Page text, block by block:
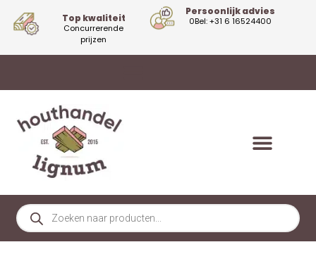
Top kwaliteit
Concurrerende
prijzen
Persoonlijk advies
0Bel: +31 6 16524400